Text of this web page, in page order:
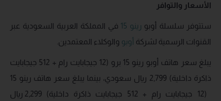
الأسعار والتوافر
ستتوفر سلسلة أوبو رينو 15
في المملكة العربية السعودية عبر
القنوات الرسمية لشركة أوبو والوكلاء المعتمدين.
يبلغ سعر هاتف أوبو رينو 15 برو (12 جيجابايت رام + 512 جيجابايت
ذاكرة داخلية) 2,799 ريال سعودي، بينما يبلغ سعر هاتف رينو 15
(12 جيجابايت رام + 512 جيجابايت ذاكرة داخلية) 2,299 ريال